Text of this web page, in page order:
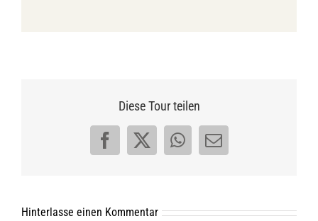
Diese Tour teilen
Facebook
X WhatsApp
E-
Hinterlasse einen Kommentar